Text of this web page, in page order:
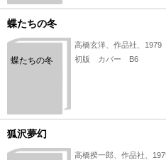
蝶たちの冬
蝶たちの冬
高橋玄洋、作品社、1979
初版 カバー B6
狐沢夢幻
高橋揆一郎、作品社、